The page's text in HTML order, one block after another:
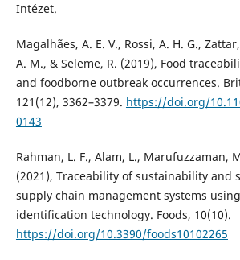
Intézet.
Magalhães, A. E. V., Rossi, A. H. G.,
A. M., & Seleme, R. (2019), Food
and foodborne outbreak occurrences.
121(12), 3362–3379. https://doi.org/
0143
Rahman, L. F., Alam, L., Marufuzzaman,
(2021), Traceability of sustainability and
supply chain management systems
identification technology. Foods, 10(10).
https://doi.org/10.3390/foods10102265